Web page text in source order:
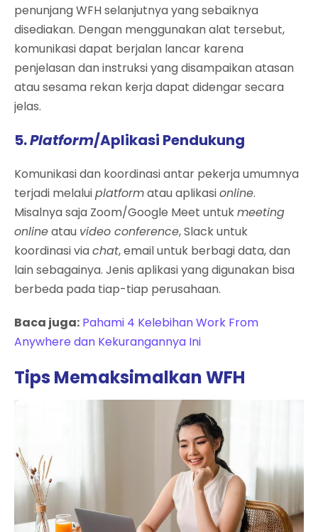
penunjang WFH selanjutnya yang sebaiknya
disediakan. Dengan menggunakan alat tersebut,
komunikasi dapat berjalan lancar karena
penjelasan dan instruksi yang disampaikan atasan
atau sesama rekan kerja dapat didengar secara
jelas.
5.Platform/Aplikasi Pendukung
Komunikasi dan koordinasi antar pekerja umumnya
terjadi melaluiplatformatau aplikasionline.
Misalnya saja Zoom/Google Meet untukmeeting
onlineatau video conference, Slack untuk
koordinasi viachat, email untuk berbagi data, dan
lain sebagainya. Jenis aplikasi yang digunakan bisa
berbeda pada tiap-tiap perusahaan.
Baca juga: Pahami 4 Kelebihan Work From
Anywhere dan Kekurangannya Ini
Tips Memaksimalkan WFH